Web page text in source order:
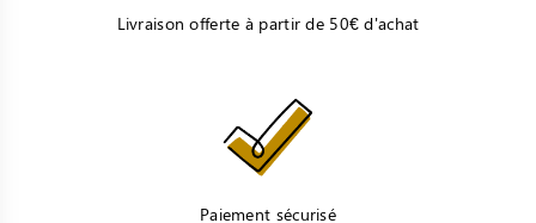
Livraison offerte à partir de 50€ d'achat
Paiement sécurisé